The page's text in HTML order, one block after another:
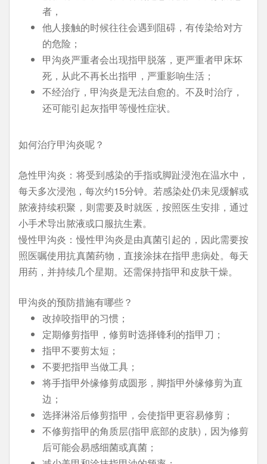
者，
他人接触的时候往往会遇到阻碍，有传染给对方
的危险；
甲沟炎严重者会出现指甲脱落，更严重者甲床坏
死，从此不再长出指甲，严重影响生活；
不经治疗，甲沟炎是无法自愈的。不及时治疗，
还可能引起灰指甲等慢性症状。
如何治疗甲沟炎呢？
急性甲沟炎：将受到感染的手指或脚趾浸泡在温水中，
每天多次浸泡，每次约15分钟。若感染处仍未见缓解或
脓液持续积聚，则需要及时就医，按照医生安排，通过
小手术导出脓液或口服抗生素。
慢性甲沟炎：慢性甲沟炎是由真菌引起的，因此需要按
照医嘱使用抗真菌药物，直接涂抹在指甲患病处。每天
用药，并持续几个星期。还需保持指甲和皮肤干燥。
甲沟炎的预防措施有哪些？
改掉咬指甲的习惯；
定期修剪指甲，修剪时选择锋利的指甲刀；
指甲不要剪太短；
不要把指甲当做工具；
将手指甲外缘修剪成圆形，脚指甲外缘修剪为直
边；
选择淋浴后修剪指甲，会使指甲更容易修剪；
不修剪指甲的角质层(指甲底部的皮肤)，因为修剪
后可能会易感细菌或真菌；